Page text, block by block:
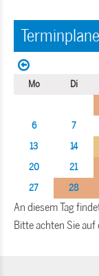
Mo Di
6
7
13
14
20
21
27
28
An diesem Tag
Bitte achten Sie auf